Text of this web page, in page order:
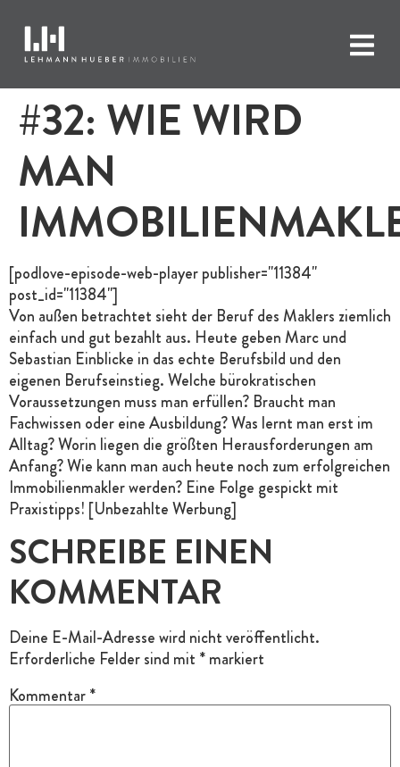
#32: WIE WIRD
MAN
[podlove-episode-web-player publisher="11384"
post_id="11384"]
Von außen betrachtet sieht der Beruf des Maklers ziemlich
einfach und gut bezahlt aus. Heute geben Marc und
Sebastian Einblicke in das echte Berufsbild und den
eigenen Berufseinstieg. Welche bürokratischen
Voraussetzungen muss man erfüllen? Braucht man
Fachwissen oder eine Ausbildung? Was lernt man erst im
Alltag? Worin liegen die größten Herausforderungen am
Anfang? Wie kann man auch heute noch zum erfolgreichen
Immobilienmakler werden? Eine Folge gespickt mit
Praxistipps! [Unbezahlte Werbung]
SCHREIBE EINEN
KOMMENTAR
Deine E-Mail-Adresse wird nicht veröffentlicht.
Erforderliche Felder sind mit *markiert
Kommentar*